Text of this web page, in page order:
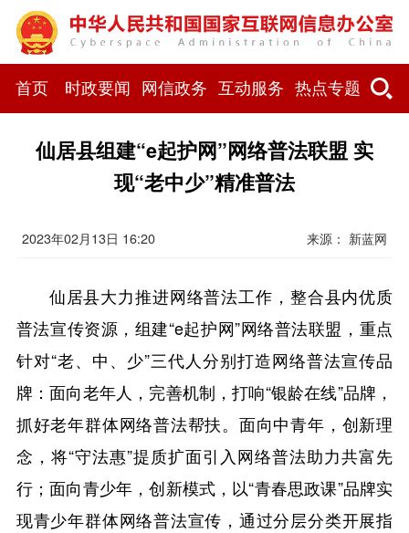
首页 时政要闻 网信政务 互动服务 热点专题
仙居县组建“e起护网”网络普法联盟 实
现“老中少”精准普法
2023年02月13日 16:20 来源： 新蓝网
仙居县大力推进网络普法工作，整合县内优质
普法宣传资源，组建“e起护网”网络普法联盟，重点
针对“老、中、少”三代人分别打造网络普法宣传品
牌：面向老年人，完善机制，打响“银龄在线”品牌，
抓好老年群体网络普法帮扶。面向中青年，创新理
念，将“守法惠”提质扩面引入网络普法助力共富先
行；面向青少年，创新模式，以“青春思政课”品牌实
现青少年群体网络普法宣传，通过分层分类开展指